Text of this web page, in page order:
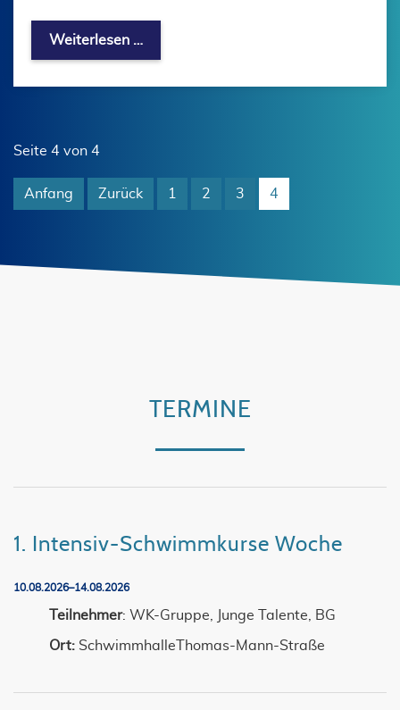
Weiterlesen …
Seite 4 von 4
Anfang Zurück 1 2 3 4
TERMINE
1. Intensiv-Schwimmkurse Woche
10.08.2026–14.08.2026
Teilnehmer: WK-Gruppe, Junge Talente, BG
Ort: SchwimmhalleThomas-Mann-Straße